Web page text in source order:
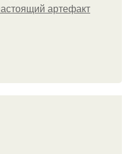
артефакт